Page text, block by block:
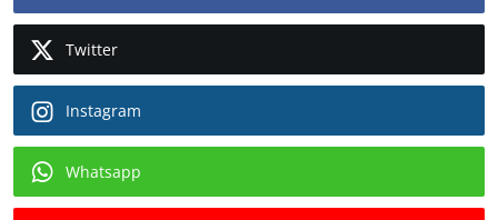
Twitter
Instagram
Whatsapp